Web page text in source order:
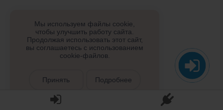
Мы используем файлы cookie,
чтобы улучшить работу сайта.
Продолжая использовать этот сайт,
вы соглашаетесь с использованием
cookie-файлов.
Принять Подробнее